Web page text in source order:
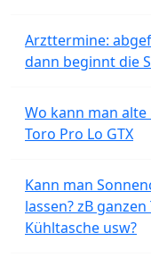
Arzttermine:
dann beginnt die
Wo kann man alte
Toro Pro Lo GTX
Kann man
lassen? zB
Kühltasche usw?